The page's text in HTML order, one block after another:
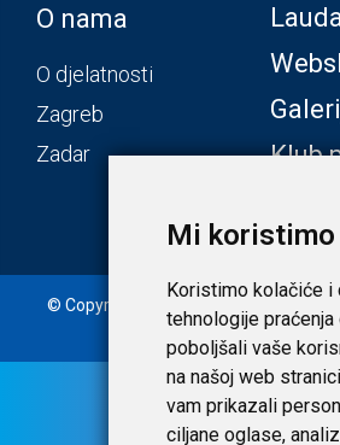
Mi
Koristimo kolačiće i
tehnologije
poboljšali vaše
na našoj web
vam prikazali
ciljane oglase,
O nama
O djelatnosti
Zagreb
Zadar
Klub
© Copyright 2020. Laudato d.o.o. |
7,53450 HRK | Uvjeti i